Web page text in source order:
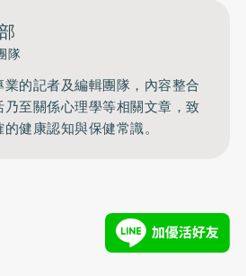
隊
業的記者及編輯團隊，內容整合
至關係心理學等相關文章，致
健康認知與保健常識。